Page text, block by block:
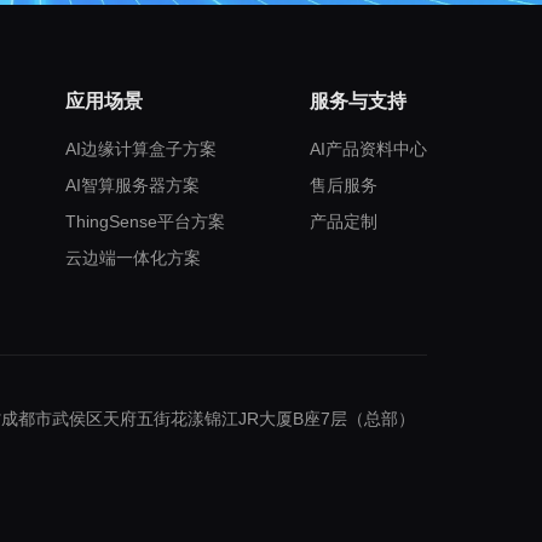
应用场景
AI边缘计算盒子方案
AI智算服务器方案
ThingSense平台方案
云边端一体化方案
服务与支持
AI产品资料中心
售后服务
产品定制
都市武侯区天府五街花漾锦江JR大厦B座7层（总部）